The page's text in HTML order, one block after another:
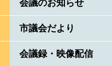
会議のお知らせ
市議会だより
会議録・映像配信